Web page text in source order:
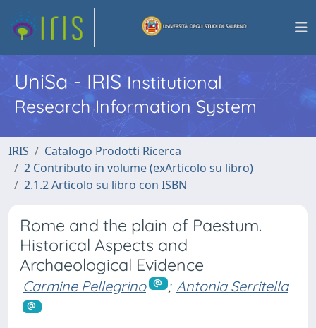
UniSa - IRISInstitutional
Research Information System
IRIS
Catalogo Prodotti Ricerca
2 Contributo in volume (exArticolo su libro)
2.1.2 Articolo su libro con ISBN
Rome and the plain of Paestum.
Historical Aspects and
Archaeological Evidence
Carmine Pellegrino ; Antonia Serritella